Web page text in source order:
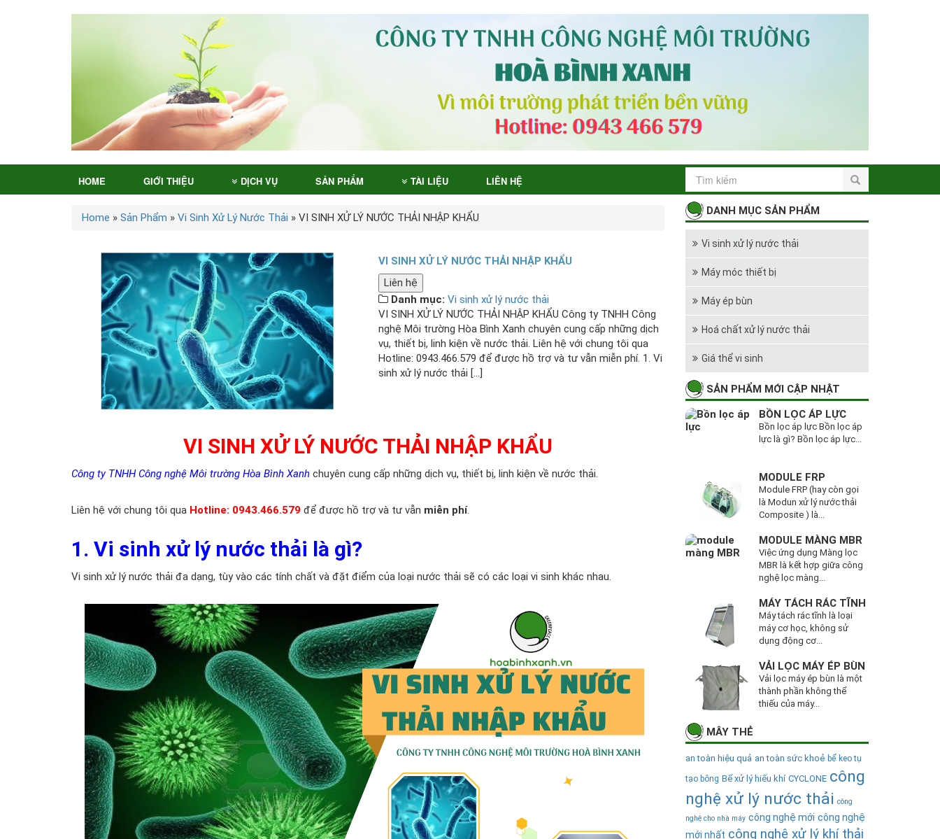
HOME GIỚI THIỆU DỊCH VỤ SẢN PHẨM TÀI LIỆU LIÊN HỆ
Home » Sản Phẩm » Vi Sinh Xử Lý Nước Thải » VI SINH XỬ LÝ NƯỚC THẢI NHẬP KHẨU
VI SINH XỬ LÝ NƯỚC THẢI NHẬP KHẨU
Liên hệ
Danh mục: Vi sinh xử lý nước thải
VI SINH XỬ LÝ NƯỚC THẢI NHẬP KHẨU Công ty TNHH Công
nghệ Môi trường Hòa Bình Xanh chuyên cung cấp những dịch
vụ, thiết bị, linh kiện về nước thải. Liên hệ với chung tôi qua
Hotline: 0943.466.579 để được hồ trợ và tư vẫn miễn phí. 1. Vi
sinh xử lý nước thải […]
VI SINH XỬ LÝ NƯỚC THẢI NHẬP KHẨU
Công ty TNHH Công nghệ Môi trường Hòa Bình Xanh chuyên cung cấp những dịch vụ, thiết bị, linh kiện về nước thải.
Liên hệ với chung tôi qua Hotline: 0943.466.579 để được hồ trợ và tư vẫn miễn phí.
1. Vi sinh xử lý nước thải là gì?
Vi sinh xử lý nước thải đa dạng, tùy vào các tính chất và đặt điểm của loại nước thải sẽ có các loại vi sinh khác nhau.
DANH MỤC SẢN PHẨM
Vi sinh xử lý nước thải
Máy móc thiết bị
Máy ép bùn
Hoá chất xử lý nước thải
Giá thể vi sinh
SẢN PHẨM MỚI CẬP NHẬT
BỒN LỌC ÁP LỰC
Bồn lọc áp lực Bồn lọc áp
lực là gì? Bồn lọc áp lực...
MODULE FRP
Module FRP (hay còn gọi
là Modun xử lý nước thải
Composite ) là...
MODULE MÀNG MBR
Việc ứng dụng Màng lọc
MBR là kết hợp giữa công
nghệ lọc màng...
MÁY TÁCH RÁC TĨNH
Máy tách rác tĩnh là loại
máy cơ học, không sử
dụng động cơ...
VẢI LỌC MÁY ÉP BÙN
Vải lọc máy ép bùn là một
thành phần không thể
thiếu của máy...
MÂY THẺ
an toàn hiệu quả an toàn sức khoẻ bể keo tụ
tạo bông Bể xử lý hiếu khí CYCLONE công
nghệ xử lý nước thải công
nghệ cho nhà máy công nghệ mới công nghệ
mới nhất công nghệ xử lý khí thải